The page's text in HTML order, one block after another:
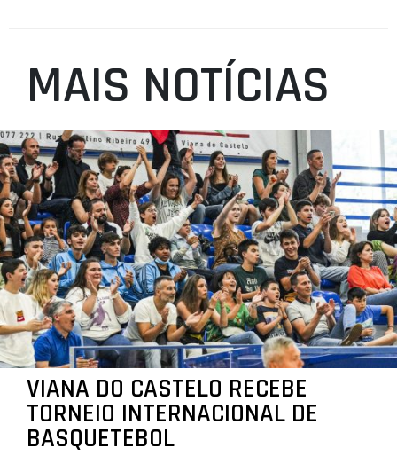
MAIS NOTÍCIAS
VIANA DO CASTELO RECEBE
TORNEIO INTERNACIONAL DE
BASQUETEBOL